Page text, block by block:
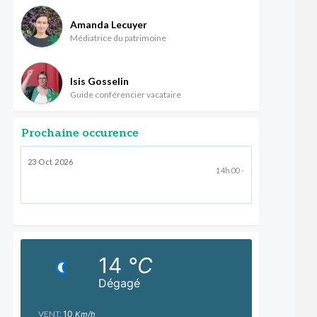
Amanda Lecuyer
Médiatrice du patrimoine
Isis Gosselin
Guide conférencier vacataire
Prochaine occurence
23 Oct 2026
14h00 -
Dégagé
14 °C
VENT: 10 Km/h